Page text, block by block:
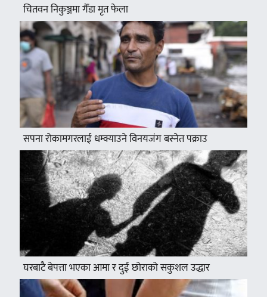
चितवन निकुञ्जमा गैँडा मृत फेला
सपना रोकामगरलाई धम्क्याउने विनयजंग बस्नेत पक्राउ
घरबाटै बेपत्ता भएका आमा र दुई छोराको सकुशल उद्धार